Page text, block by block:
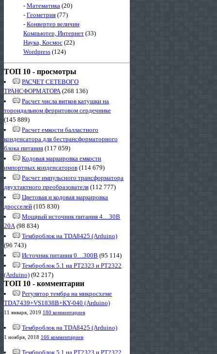
- Математика (20)
- Геометрия (77)
- Конвертер величин
Компьютер, Интернет (33)
Наука, Космос (22)
Wordpress (124)
ТОП 10 - просмотры
РАСЧЕТ СЕТЕВОГО
ТРАНСФОРМАТОРА(268 136)
Расчет числа витков катушки на
тороидальном ферритовом сердечнике
(145 889)
Расчет емкости балластного
конденсатора для бестрансформаторного
блока питания (117 059)
Кодовая маркировка емкости
импортных конденсаторов (114 679)
Расчет импульсного трансформатора
двухтактного преобразователя (112 777)
Цветовая и кодовая маркировка
дросселей (105 830)
Мощный источник питания 4…30В
20А(98 834)
Темброблок на TDA8425 (Arduino)
(96 743)
Источник питания 0…300В (95 114)
Темброблок 5.1 на PT2323 и PT2322
(Arduino) (92 217)
ТОП 10 - комментарии
Регулятор тембра на микросхеме
TDA7439+VS1838B+KY-040 (Arduino)
11 января, 2019 180 комментариев
Темброблок на TDA8425 (Arduino)
1 ноября, 2018 166 комментариев
Темброблок 5.1 на PT2323 и PT2322